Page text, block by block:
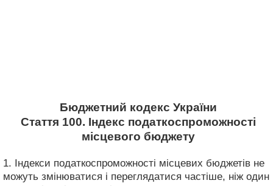
Бюджетний кодекс України
Стаття 100. Індекс податкоспроможності
місцевого бюджету
1. Індекси податкоспроможності місцевих бюджетів не
можуть змінюватися і переглядатися частіше, ніж один